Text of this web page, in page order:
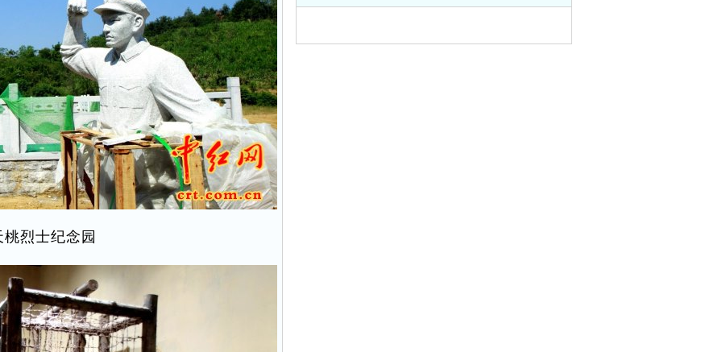
桃烈士纪念园